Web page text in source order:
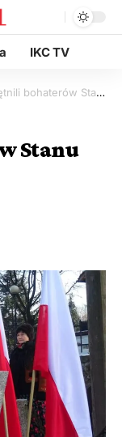
IKC TV
bohaterów Stanu Wojennego
Stanu